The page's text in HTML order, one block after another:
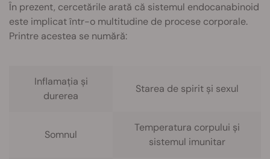
În prezent, cercetările arată că sistemul endocanabinoid
este implicat într-o multitudine de procese corporale.
Printre acestea se numără:
Inflamația și
durerea
Starea de spirit și sexul
Somnul
Temperatura corpului și
sistemul imunitar